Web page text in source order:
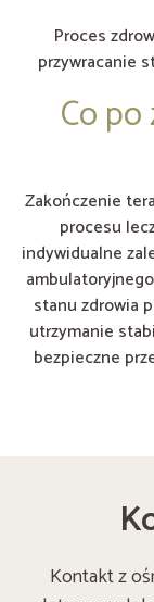
Proces
przywracanie
Co
Zakończenie
procesu
indywidualne
stanu zdrowia
utrzymanie
bezpieczne
Kontakt z